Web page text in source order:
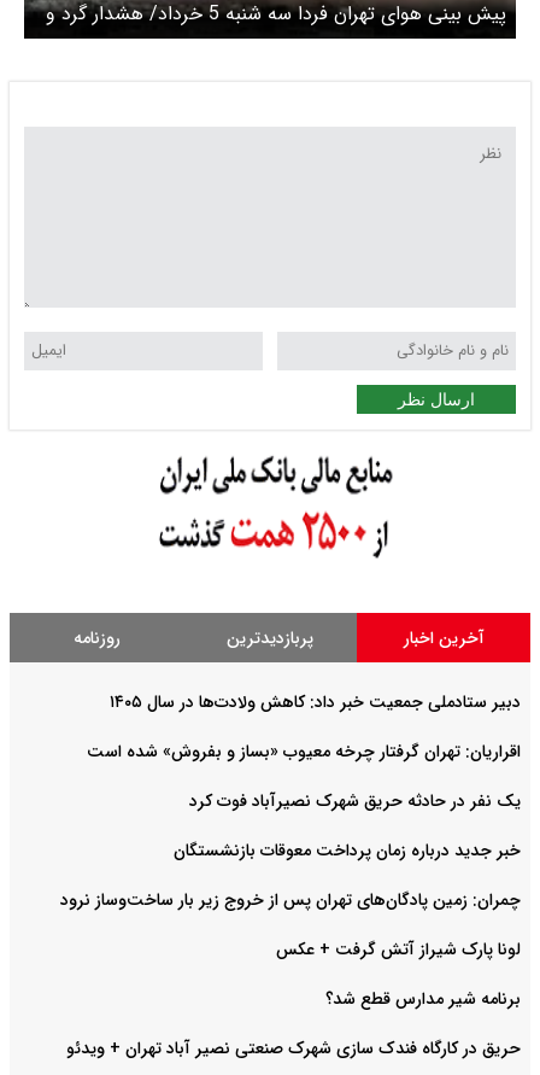
پیش بینی هوای تهران فردا سه شنبه 5 خرداد/ هشدار گرد و
خاک در پایتخت
ارسال نظر
آخرین اخبار پربازدیدترین روزنامه
دبیر ستادملی جمعیت خبر داد: کاهش ولادت‌ها در سال ۱۴۰۵
اقراریان: تهران گرفتار چرخه معیوب «بساز و بفروش» شده است
یک نفر در حادثه حریق شهرک نصیرآباد فوت کرد
خبر جدید درباره زمان پرداخت معوقات بازنشستگان
چمران: زمین پادگان‌های تهران پس از خروج زیر بار ساخت‌وساز نرود
لونا پارک شیراز آتش گرفت + عکس
برنامه شیر مدارس قطع شد؟
حریق در کارگاه فندک سازی شهرک صنعتی نصیر آباد تهران + ویدئو